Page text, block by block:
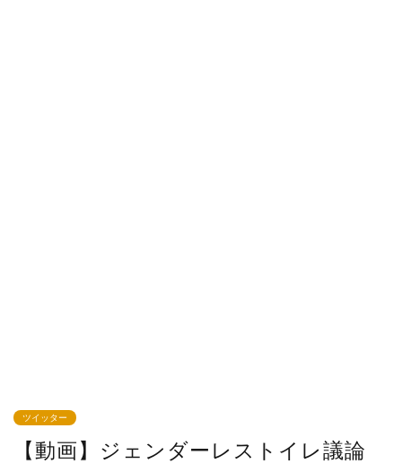
ツイッター
【動画】ジェンダーレストイレ議論